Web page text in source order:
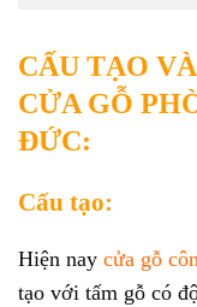
CẤU TẠO
CỬA GỖ
ĐỨC:
Cấu tạo:
Hiện nay cửa gỗ
tạo với tấm gỗ có